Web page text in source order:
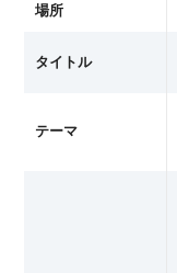
場所
タイトル
テーマ